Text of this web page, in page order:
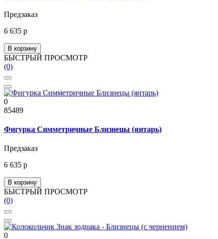
Предзаказ
6 635 р
В корзину
БЫСТРЫЙ ПРОСМОТР
(0)
0
85489
Фигурка Симметричные Близнецы (янтарь)
Предзаказ
6 635 р
В корзину
БЫСТРЫЙ ПРОСМОТР
(0)
0